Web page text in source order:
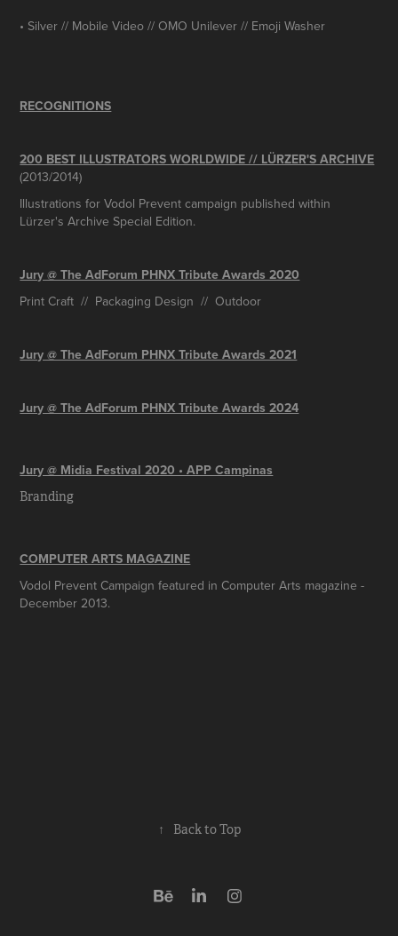
• Silver // Mobile Video // OMO Unilever // Emoji Washer
RECOGNITIONS
200 BEST ILLUSTRATORS WORLDWIDE // LÜRZER'S ARCHIVE
(2013/2014)
Illustrations for Vodol Prevent campaign published within
Lürzer's Archive Special Edition.
Jury @ The AdForum PHNX Tribute Awards 2020
Print Craft // Packaging Design // Outdoor
Jury @ The AdForum PHNX Tribute Awards 2021
Jury @ The AdForum PHNX Tribute Awards 2024
Jury @ Midia Festival 2020 • APP Campinas
Branding
COMPUTER ARTS MAGAZINE
Vodol Prevent Campaign featured in Computer Arts magazine -
December 2013.
↑ Back to Top